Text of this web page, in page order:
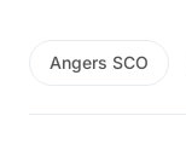
Angers SCO